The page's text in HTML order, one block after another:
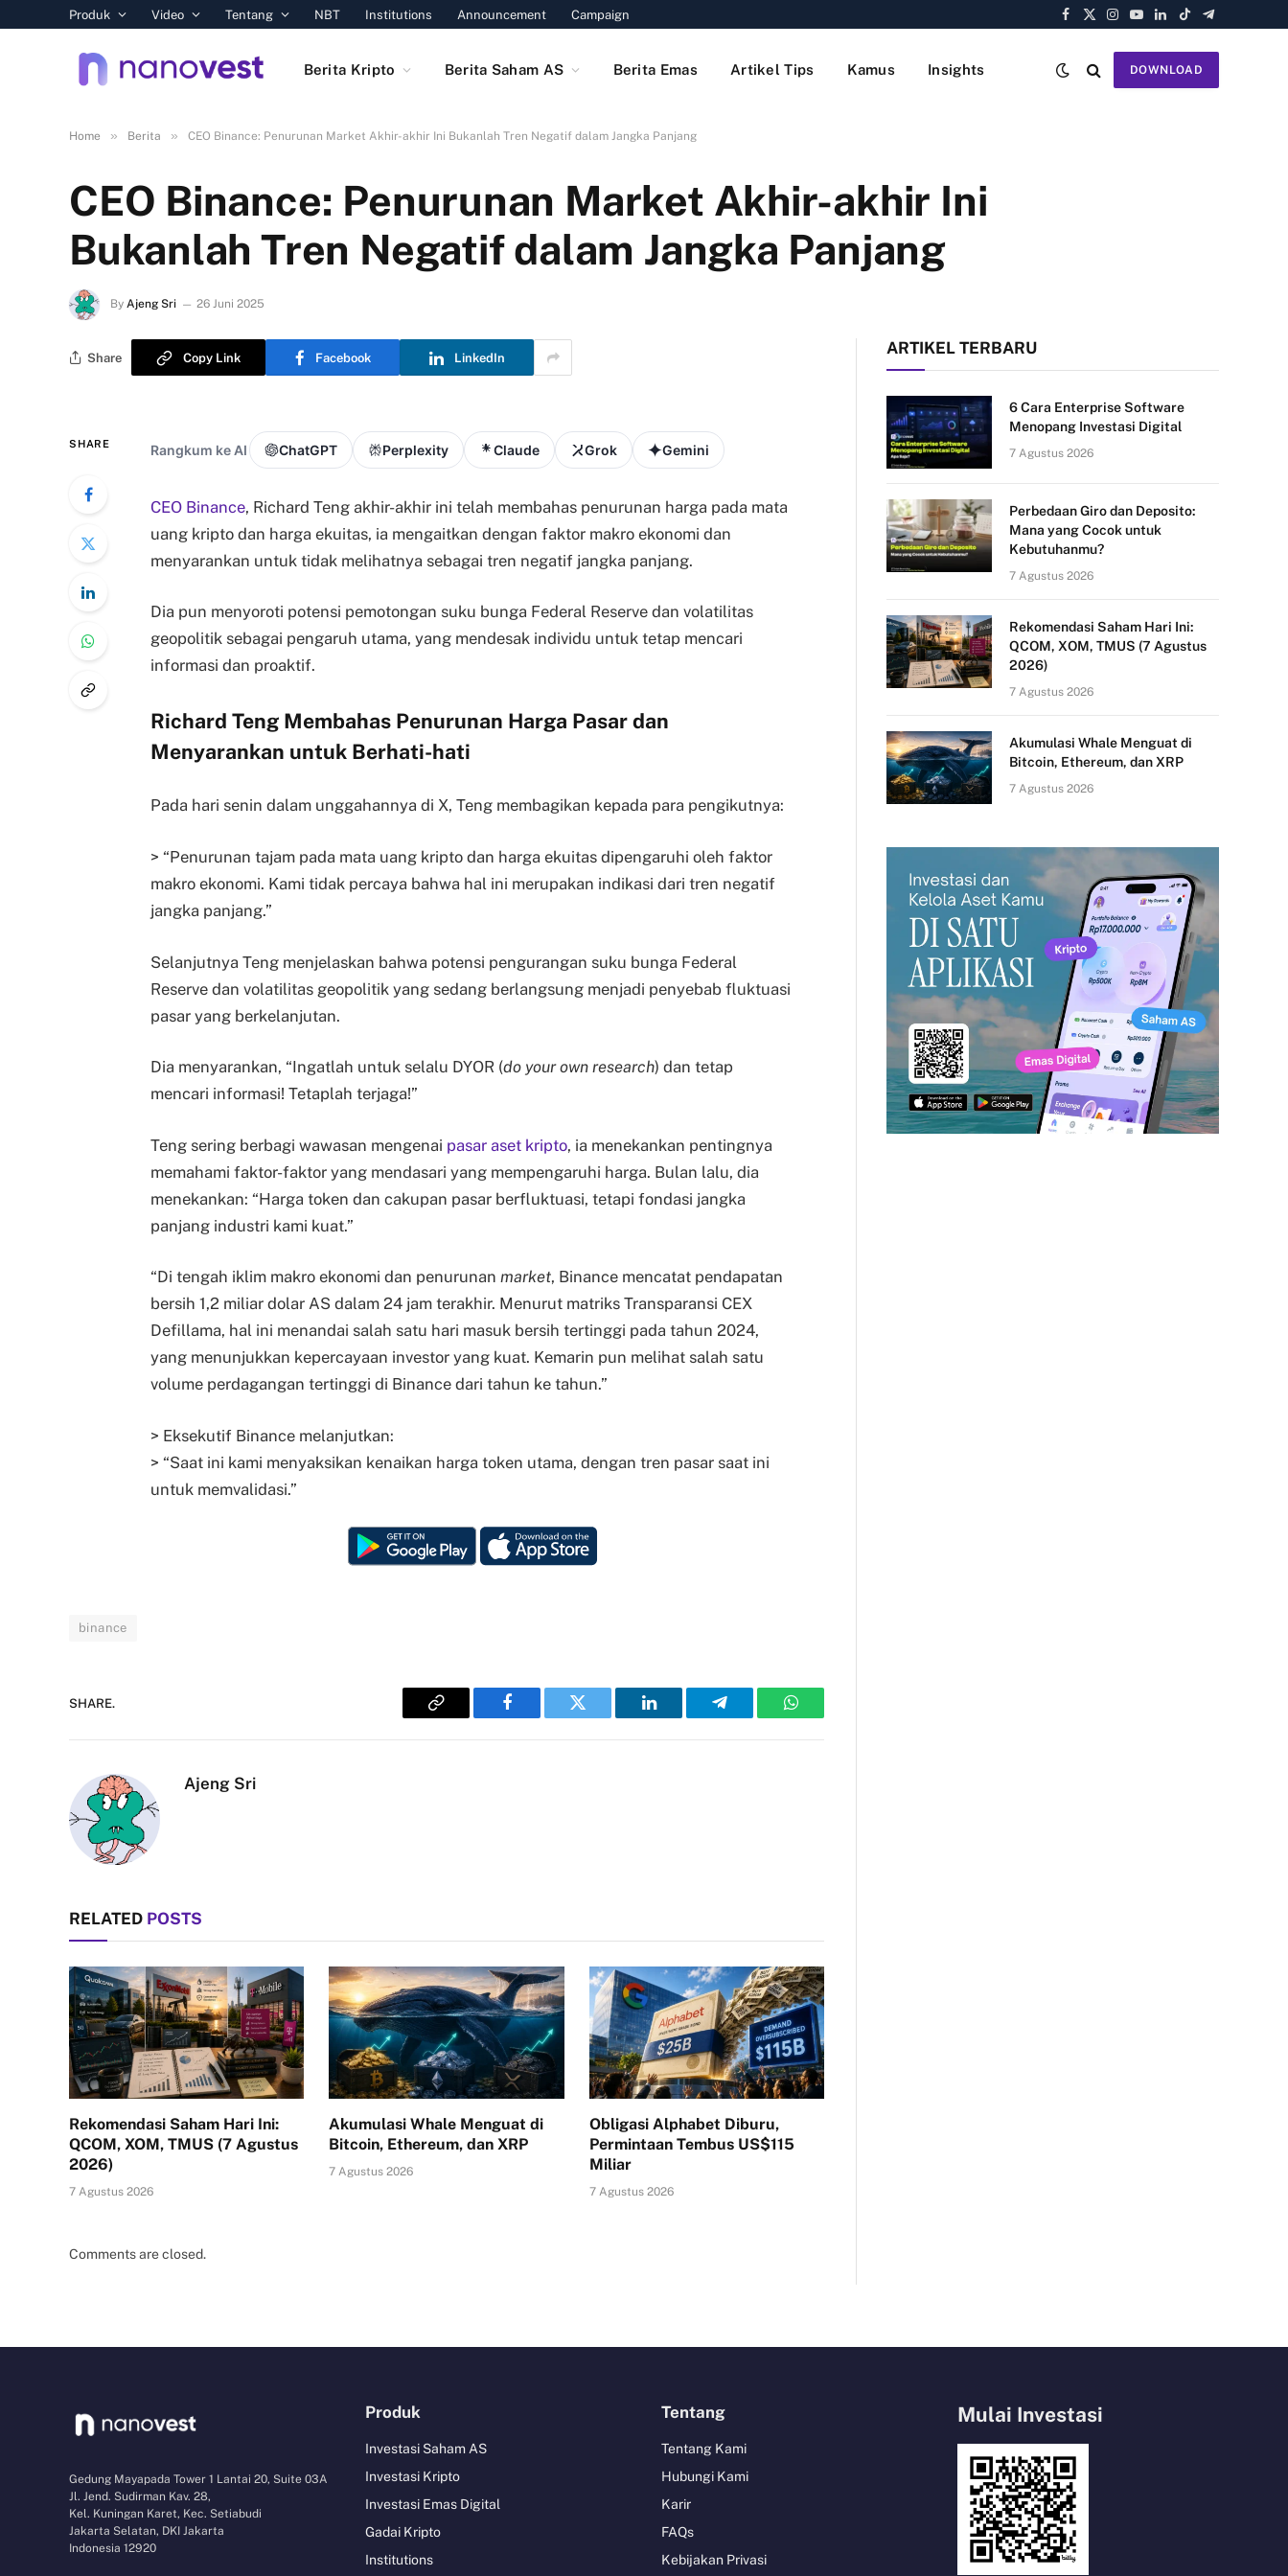
Produk Video Tentang NBT Institutions Announcement Campaign
Facebook
X
Instagram
YouTube
LinkedIn
TikTokTelegram
Berita Kripto Berita Saham AS Berita Emas Artikel Tips Kamus Insights DOWNLOAD
Home » Berita » CEO Binance: Penurunan Market Akhir-akhir Ini Bukanlah Tren Negatif dalam Jangka Panjang
CEO Binance: Penurunan Market Akhir-akhir Ini
Bukanlah Tren Negatif dalam Jangka Panjang
By Ajeng Sri 26 Juni 2025
Share Copy Link Facebook LinkedIn
SHARE Rangkum ke AI ChatGPT Perplexity Claude Grok Gemini
CEO Binance, Richard Teng akhir-akhir ini telah membahas penurunan harga pada mata
uang kripto dan harga ekuitas, ia mengaitkan dengan faktor makro ekonomi dan
menyarankan untuk tidak melihatnya sebagai tren negatif jangka panjang.
Dia pun menyoroti potensi pemotongan suku bunga Federal Reserve dan volatilitas
geopolitik sebagai pengaruh utama, yang mendesak individu untuk tetap mencari
informasi dan proaktif.
Richard Teng Membahas Penurunan Harga Pasar dan
Menyarankan untuk Berhati-hati
Pada hari senin dalam unggahannya di X, Teng membagikan kepada para pengikutnya:
> “Penurunan tajam pada mata uang kripto dan harga ekuitas dipengaruhi oleh faktor
makro ekonomi. Kami tidak percaya bahwa hal ini merupakan indikasi dari tren negatif
jangka panjang.”
Selanjutnya Teng menjelaskan bahwa potensi pengurangan suku bunga Federal
Reserve dan volatilitas geopolitik yang sedang berlangsung menjadi penyebab fluktuasi
pasar yang berkelanjutan.
Dia menyarankan, “Ingatlah untuk selalu DYOR (do your own research) dan tetap
mencari informasi! Tetaplah terjaga!”
Teng sering berbagi wawasan mengenai pasar aset kripto, ia menekankan pentingnya
memahami faktor-faktor yang mendasari yang mempengaruhi harga. Bulan lalu, dia
menekankan: “Harga token dan cakupan pasar berfluktuasi, tetapi fondasi jangka
panjang industri kami kuat.”
“Di tengah iklim makro ekonomi dan penurunan market, Binance mencatat pendapatan
bersih 1,2 miliar dolar AS dalam 24 jam terakhir. Menurut matriks Transparansi CEX
Defillama, hal ini menandai salah satu hari masuk bersih tertinggi pada tahun 2024,
yang menunjukkan kepercayaan investor yang kuat. Kemarin pun melihat salah satu
volume perdagangan tertinggi di Binance dari tahun ke tahun.”
> Eksekutif Binance melanjutkan:
> “Saat ini kami menyaksikan kenaikan harga token utama, dengan tren pasar saat ini
untuk memvalidasi.”
binance
SHARE.
Copy
Facebook Twitter LinkedIn Telegram WhatsApp
Ajeng Sri
RELATED POSTS
Rekomendasi Saham Hari Ini:
QCOM, XOM, TMUS (7 Agustus
2026)
7 Agustus 2026
Akumulasi Whale Menguat di
Bitcoin, Ethereum, dan XRP
7 Agustus 2026
Obligasi Alphabet Diburu,
Permintaan Tembus US$115
Miliar
7 Agustus 2026
Comments are closed.
ARTIKEL TERBARU
6 Cara Enterprise Software
Menopang Investasi Digital
7 Agustus 2026
Perbedaan Giro dan Deposito:
Mana yang Cocok untuk
Kebutuhanmu?
7 Agustus 2026
Rekomendasi Saham Hari Ini:
QCOM, XOM, TMUS (7 Agustus
2026)
7 Agustus 2026
Akumulasi Whale Menguat di
Bitcoin, Ethereum, dan XRP
7 Agustus 2026
Gedung Mayapada Tower 1 Lantai 20, Suite 03A
Jl. Jend. Sudirman Kav. 28,
Kel. Kuningan Karet, Kec. Setiabudi
Jakarta Selatan, DKI Jakarta
Indonesia 12920
Produk
Investasi Saham AS
Investasi Kripto
Investasi Emas Digital
Gadai Kripto
Institutions
Tentang
Tentang Kami
Hubungi Kami
Karir
FAQs
Kebijakan Privasi
Mulai Investasi